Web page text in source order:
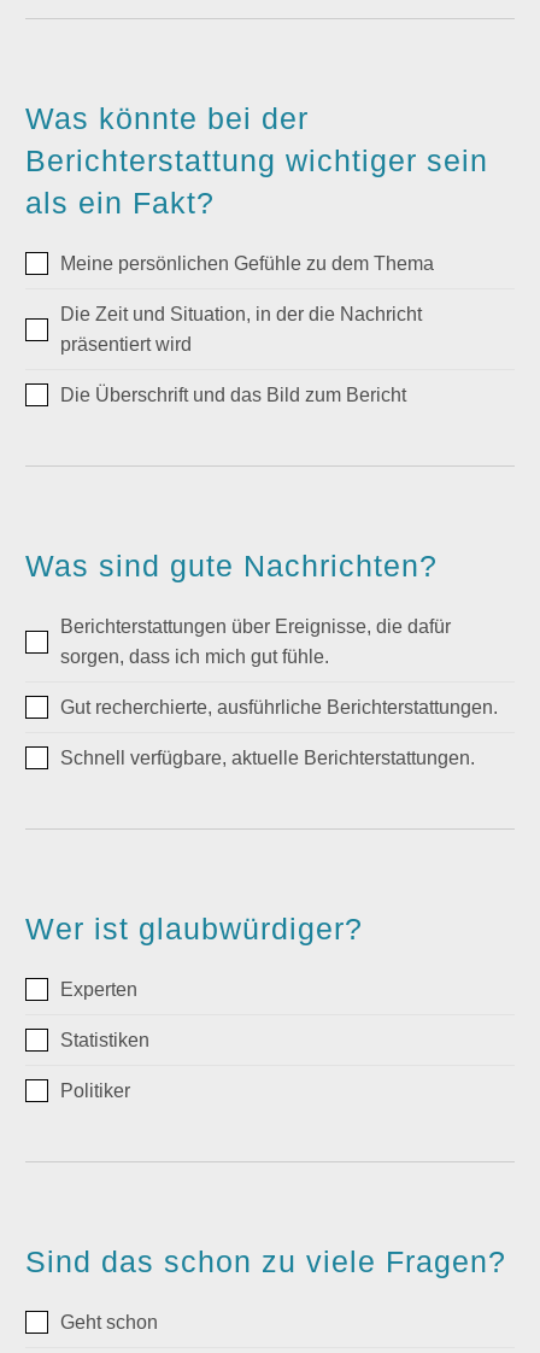
Was könnte bei der
Berichterstattung wichtiger sein
als ein Fakt?
Meine persönlichen Gefühle zu dem Thema
Die Zeit und Situation, in der die Nachricht
präsentiert wird
Die Überschrift und das Bild zum Bericht
Was sind gute Nachrichten?
Berichterstattungen über Ereignisse, die dafür
sorgen, dass ich mich gut fühle.
Gut recherchierte, ausführliche Berichterstattungen.
Schnell verfügbare, aktuelle Berichterstattungen.
Wer ist glaubwürdiger?
Experten
Statistiken
Politiker
Sind das schon zu viele Fragen?
Geht schon